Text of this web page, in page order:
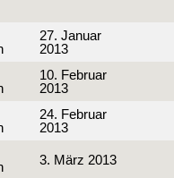
27. Januar
2013
10. Februar
2013
24. Februar
2013
3. März 2013